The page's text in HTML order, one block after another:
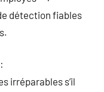
détection fiables
irréparables s’il